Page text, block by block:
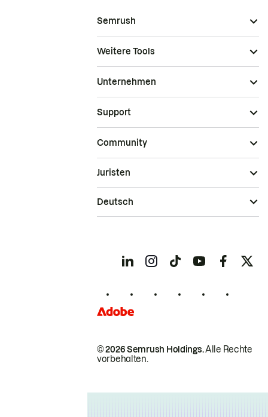
Semrush
Weitere Tools
Unternehmen
Support
Community
© 2026 Semrush Holdings.Alle Rechte
vorbehalten.
Juristen
Deutsch